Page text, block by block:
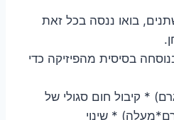
בואו ננסה בכל זאת
בסיסית מהפיזיקה כדי
* קיבול חום סגולי של
ג'אול/גרם*מעלה) * שינוי